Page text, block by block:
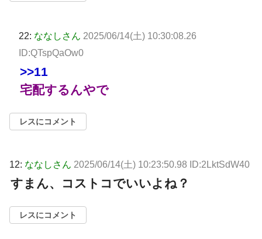
22: ななしさん 2025/06/14(土) 10:30:08.26
ID:QTspQaOw0
>>11
宅配するんやで
レスにコメント
12: ななしさん 2025/06/14(土) 10:23:50.98 ID:2LktSdW40
すまん、コストコでいいよね？
レスにコメント